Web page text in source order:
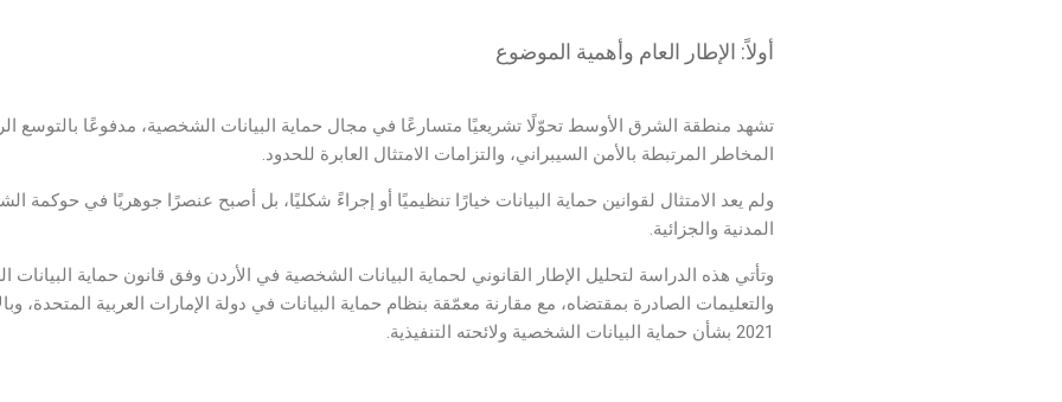
أولاً: الإطار العام وأهمية الموضوع
تشهد منطقة الشرق الأوسط تحوّلًا تشريعيًا متسارعًا في مجال حماية البيانات الشخصية، مدفوعًا بالتوسع
المخاطر المرتبطة بالأمن السيبراني، والتزامات الامتثال العابرة للحدود.
ولم يعد الامتثال لقوانين حماية البيانات خيارًا تنظيميًا أو إجراءً شكليًا، بل أصبح عنصرًا جوهريًا في حوكمة
المدنية والجزائية.
2021 بشأن حماية البيانات الشخصية ولائحته التنفيذية.